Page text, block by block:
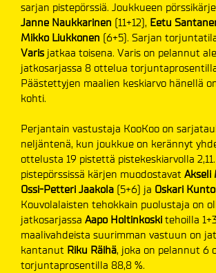
sarjan pistepörssiä. Joukkueen
Janne Naukkarinen (11+12), Eetu
Mikko Liukkonen (6+5). Sarjan
Varis jatkaa toisena. Varis on pelannut
jatkosarjassa 8 ottelua torjuntaprosentilla
Päästettyjen maalien keskiarvo hänellä
kohti.
Perjantain vastustaja KooKoo on
neljäntenä, kun joukkue on kerännyt
ottelusta 19 pistettä pistekeskiarvolla 2,11.
pistepörssissä kärjen muodostavat Akseli
Ossi-Petteri Jaakola (5+6) ja Oskari
Kouvolalaisten tehokkain puolustaja on
jatkosarjassa Aapo Holtinkoski tehoilla
maalivahdeista suurimman vastuun on
kantanut Riku Räihä, joka on pelannut 6
torjuntaprosentilla 88,8 %.